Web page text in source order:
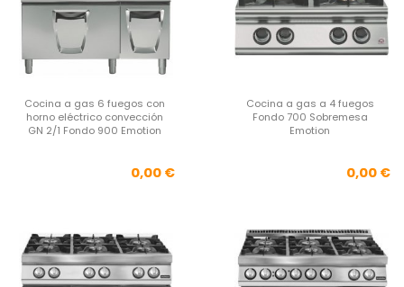
Cocina a gas 6 fuegos con
horno eléctrico convección
GN 2/1 Fondo 900 Emotion
Precio
0,00 €
Cocina a gas a 4 fuegos
Fondo 700 Sobremesa
Emotion
0,00 €